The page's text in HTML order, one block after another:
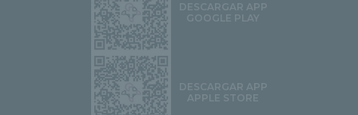
DESCARGAR APP
GOOGLE PLAY
DESCARGAR APP
APPLE STORE